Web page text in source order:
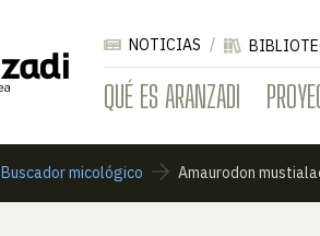
QUÉ ES ARANZADI
NOTICIAS
Buscador micológico Amaurodon